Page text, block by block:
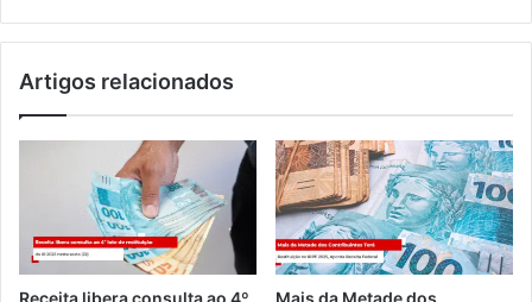
Artigos relacionados